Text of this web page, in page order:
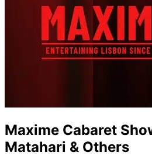
Maxime Cabaret
Matahari & Others